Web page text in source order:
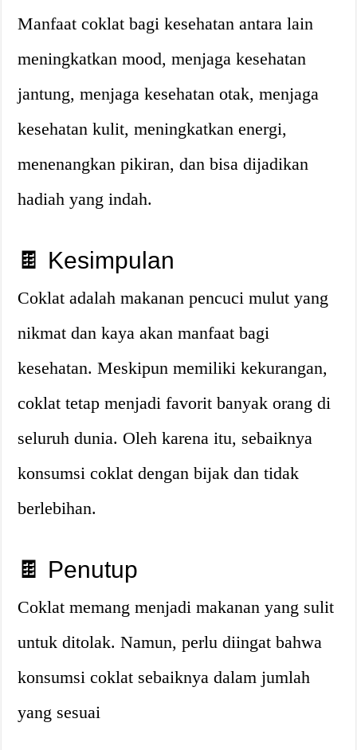
Manfaat coklat bagi kesehatan antara lain
meningkatkan mood, menjaga kesehatan
jantung, menjaga kesehatan otak, menjaga
kesehatan kulit, meningkatkan energi,
menenangkan pikiran, dan bisa dijadikan
hadiah yang indah.
🍫 Kesimpulan
Coklat adalah makanan pencuci mulut yang
nikmat dan kaya akan manfaat bagi
kesehatan. Meskipun memiliki kekurangan,
coklat tetap menjadi favorit banyak orang di
seluruh dunia. Oleh karena itu, sebaiknya
konsumsi coklat dengan bijak dan tidak
berlebihan.
🍫 Penutup
Coklat memang menjadi makanan yang sulit
untuk ditolak. Namun, perlu diingat bahwa
konsumsi coklat sebaiknya dalam jumlah
yang sesuai